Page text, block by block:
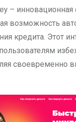
– инновационная
возможность
кредита. Этот
своевременно